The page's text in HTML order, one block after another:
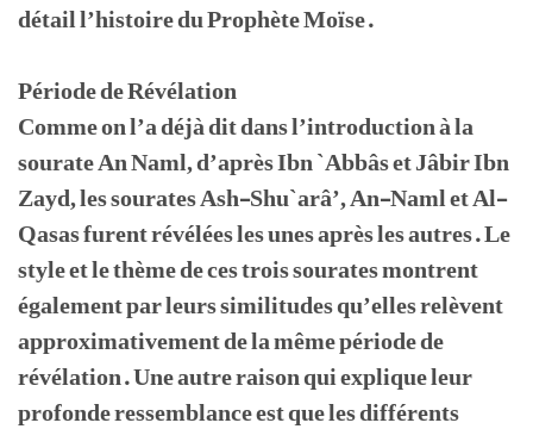
détail l’histoire du Prophète Moïse.
Période de Révélation
Comme on l’a déjà dit dans l’introduction à la
sourate An Naml, d’après Ibn `Abbâs et Jâbir Ibn
Zayd, les sourates Ash-Shu`arâ’, An-Naml et Al-
Qasas furent révélées les unes après les autres. Le
style et le thème de ces trois sourates montrent
également par leurs similitudes qu’elles relèvent
approximativement de la même période de
révélation. Une autre raison qui explique leur
profonde ressemblance est que les différents